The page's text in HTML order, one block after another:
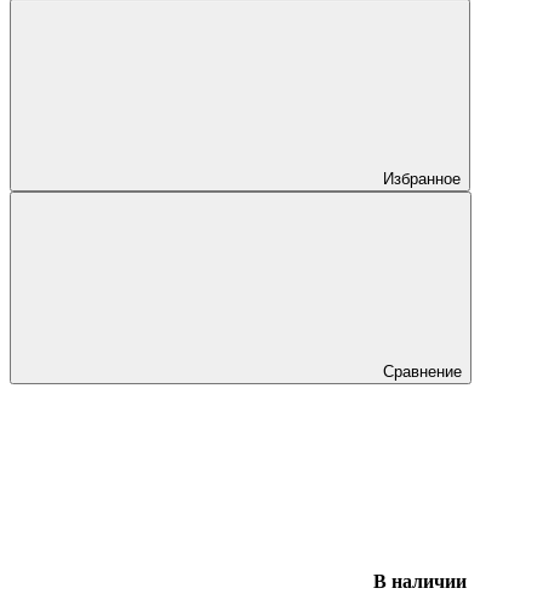
Избранное
Сравнение
В наличии